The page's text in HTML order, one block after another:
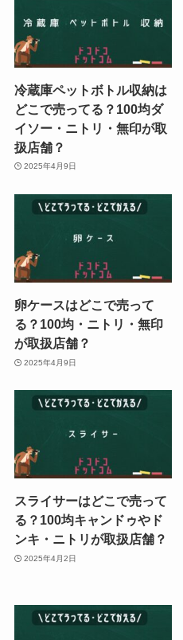
冷蔵庫ペットボトル収納は
どこで売ってる？100均ダ
イソー・ニトリ・無印が取
扱店舗？
2025年4月9日
卵ケースはどこで売って
る？100均・ニトリ・無印
が取扱店舗？
2025年4月9日
スライサーはどこで売って
る？100均キャンドゥやド
ンキ・ニトリが取扱店舗？
2025年4月2日